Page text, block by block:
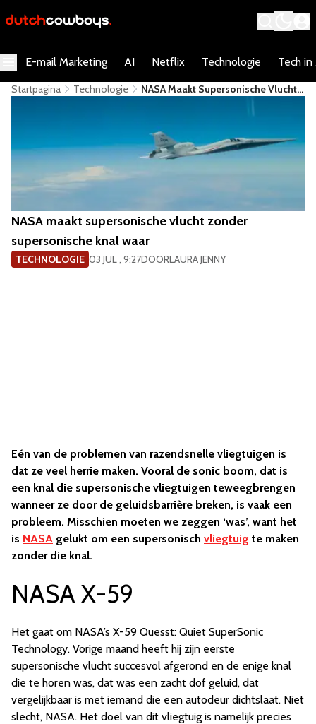
E-mail Marketing AI Netflix Technologie Tech in
Startpagina Technologie
NASA Maakt Supersonische Vlucht
Zonder Supersonische Knal Waar
NASA maakt supersonische vlucht zonder
supersonische knal waar
TECHNOLOGIE 03 JUL , 9:27DOORLAURA JENNY
Eén van de problemen van razendsnelle vliegtuigen is
dat ze veel herrie maken. Vooral de sonic boom, dat is
een knal die supersonische vliegtuigen teweegbrengen
wanneer ze door de geluidsbarrière breken, is vaak een
probleem. Misschien moeten we zeggen ‘was’, want het
is NASA gelukt om een supersonisch vliegtuig te maken
zonder die knal.
NASA X-59
Het gaat om NASA’s X-59 Quesst: Quiet SuperSonic
Technology. Vorige maand heeft hij zijn eerste
supersonische vlucht succesvol afgerond en de enige knal
die te horen was, dat was een zacht dof geluid, dat
vergelijkbaar is met iemand die een autodeur dichtslaat. Niet
slecht, NASA. Het doel van dit vliegtuig is namelijk precies